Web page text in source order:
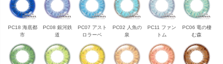
PC18 海底都
市
PC08 銀河鉄
道
PC07 アスト
ロラーベ
PC02 人魚の
泉
PC11 ファン
トム
PC06 竜の棲
む森